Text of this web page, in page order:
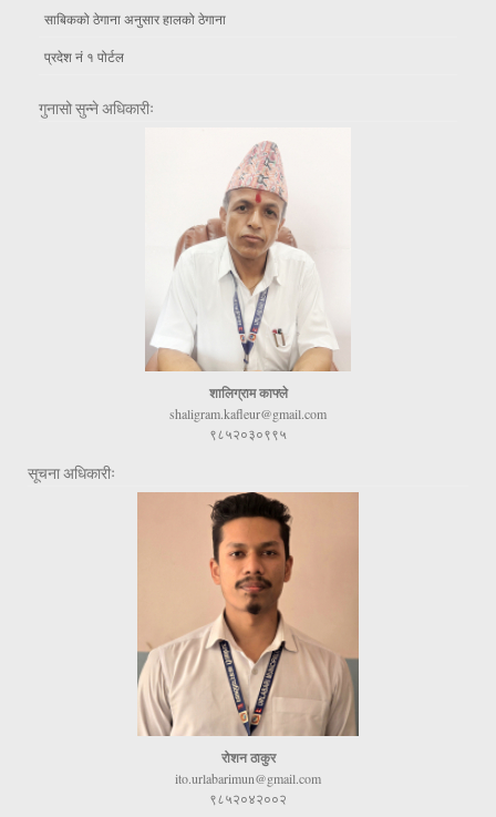
साबिकको ठेगाना अनुसार हालको ठेगाना
प्रदेश नं १ पोर्टल
गुनासो सुन्ने अधिकारीः
शालिग्राम काफ्ले
shaligram.kafleur@gmail.com
९८५२०३०९९५
सूचना अधिकारीः
रोशन ठाकुर
ito.urlabarimun@gmail.com
९८५२०४२००२